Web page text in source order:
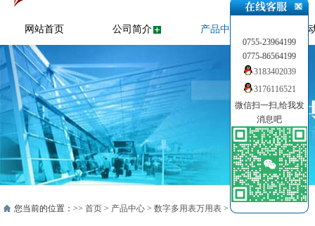
网站首页 公司简介 产品中心 新闻
您当前的位置：>> 首页 > 产品中心 > 数字多用表万用表 >台式数字万用表
0755-23964199
0775-86564199
3183402039
3176116521
微信扫一扫,给我发
消息吧